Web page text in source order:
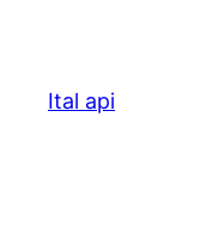
Ital api